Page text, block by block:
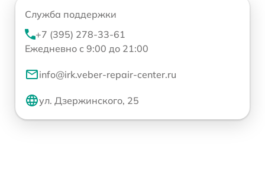
Служба поддержки
+7 (395) 278-33-61
Ежедневно с 9:00 до 21:00
info@irk.veber-repair-center.ru
ул. Дзержинского, 25